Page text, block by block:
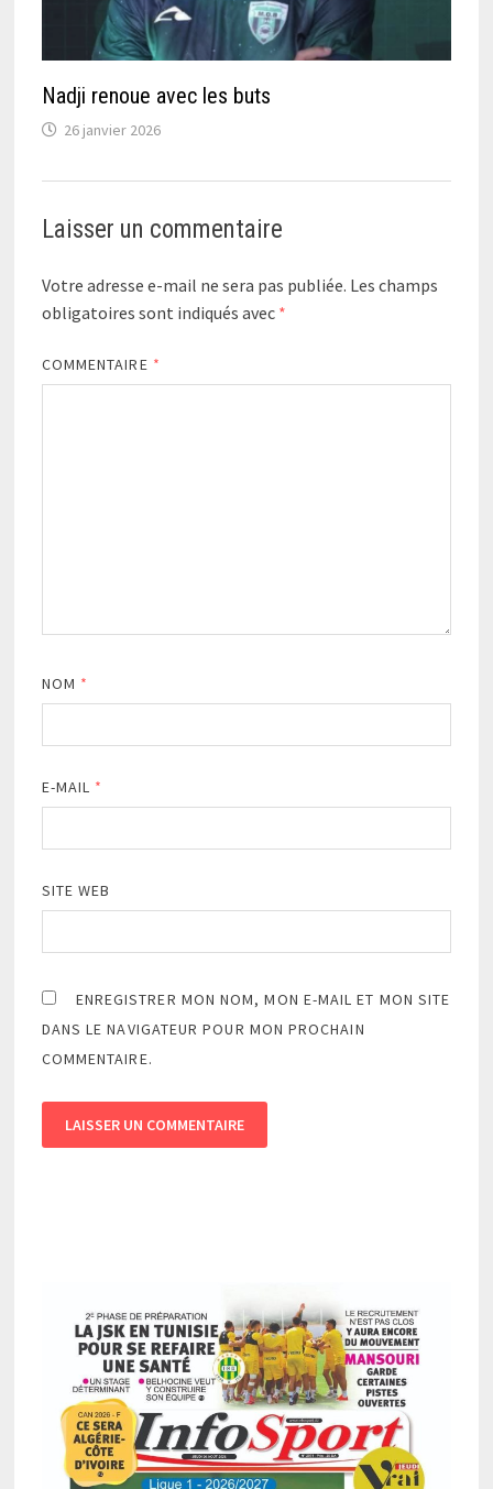
Nadji renoue avec les buts
26 janvier 2026
Laisser un commentaire
Votre adresse e-mail ne sera pas publiée. Les champs
obligatoires sont indiqués avec *
COMMENTAIRE *
NOM *
E-MAIL *
SITE WEB
ENREGISTRER MON NOM, MON E-MAIL ET MON SITE
DANS LE NAVIGATEUR POUR MON PROCHAIN
COMMENTAIRE.